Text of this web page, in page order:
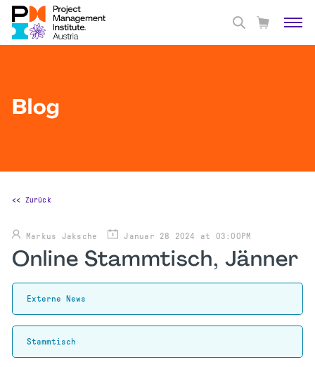
Blog
<< Zurück
Markus Jaksche Januar 28 2024 at 03:00PM
Online Stammtisch, Jänner
Externe News
Stammtisch